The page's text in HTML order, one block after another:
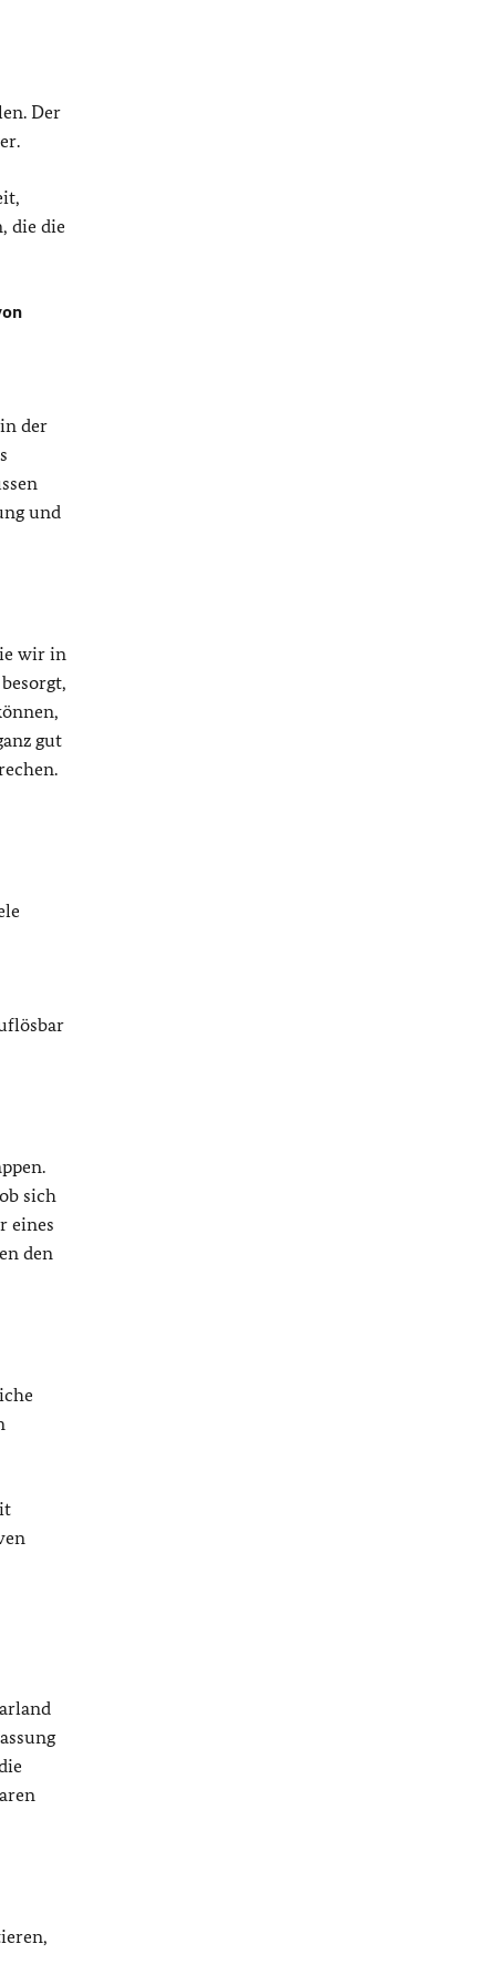
Der
die die
der
und
wir in
gut
sich
eines
den